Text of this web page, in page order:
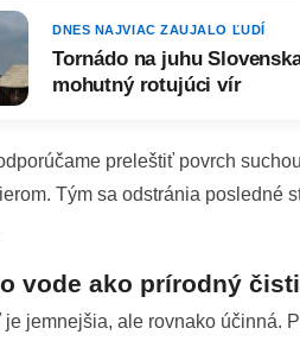
DNES NAJVIAC ZAUJALO ĽUDÍ
Tornádo na juhu
mohutný rotujúci vír
preleštiť povrch
Tým sa odstránia posledné
vode ako prírodný
je jemnejšia, ale rovnako účinná.